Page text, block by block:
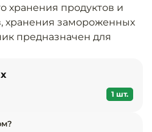
Оснащение
хранения продуктов и
хранения замороженных
предназначен для
окружающего
постоянного тока (12, 24
1 шт.